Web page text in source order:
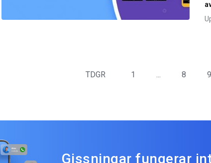
Twitter
TDGR 1 ... 8 9
Gissningar fungerar